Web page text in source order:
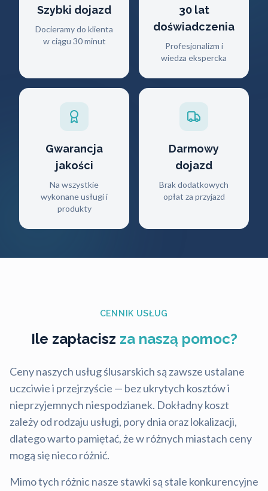
Szybki dojazd
Docieramy do klienta
w ciągu 30 minut
30 lat
doświadczenia
Profesjonalizm i
wiedza ekspercka
Gwarancja
jakości
Na wszystkie
wykonane usługi i
produkty
Darmowy
dojazd
Brak dodatkowych
opłat za przyjazd
CENNIK USŁUG
Ile zapłacisz za naszą pomoc?
Ceny naszych usług ślusarskich są zawsze ustalane
uczciwie i przejrzyście — bez ukrytych kosztów i
nieprzyjemnych niespodzianek. Dokładny koszt
zależy od rodzaju usługi, pory dnia oraz lokalizacji,
dlatego warto pamiętać, że w różnych miastach ceny
mogą się nieco różnić.
Mimo tych różnic nasze stawki są stale konkurencyjne